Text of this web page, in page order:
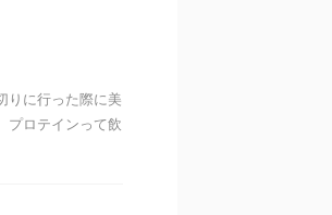
りに行った際に美
プロテインって飲